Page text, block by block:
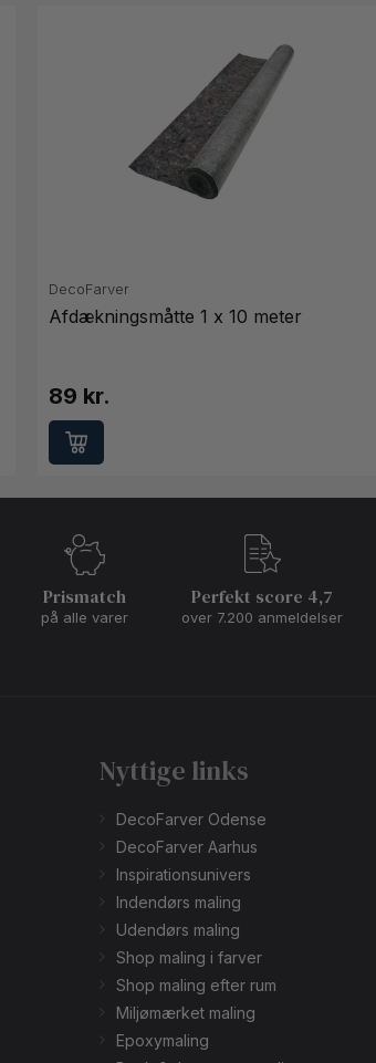
DecoFarver
Afdækningsmåtte 1 x 10 meter
89 kr.
Prismatch
på alle varer
Perfekt score 4,7
over 7.200 anmeldelser
Nyttige links
DecoFarver Odense
DecoFarver Aarhus
Inspirationsunivers
Indendørs maling
Udendørs maling
Shop maling i farver
Shop maling efter rum
Miljømærket maling
Epoxymaling